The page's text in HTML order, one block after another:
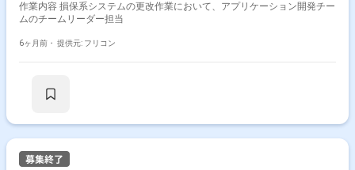
作業内容 損保系システムの更改作業において、アプリケーション開発チー
ムのチームリーダー担当
6ヶ月前・ 提供元: フリコン